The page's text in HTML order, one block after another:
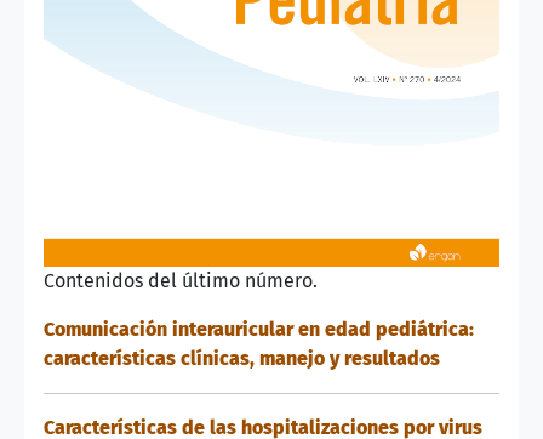
Contenidos del último número.
Comunicación interauricular en edad pediátrica:
características clínicas, manejo y resultados
Características de las hospitalizaciones por virus